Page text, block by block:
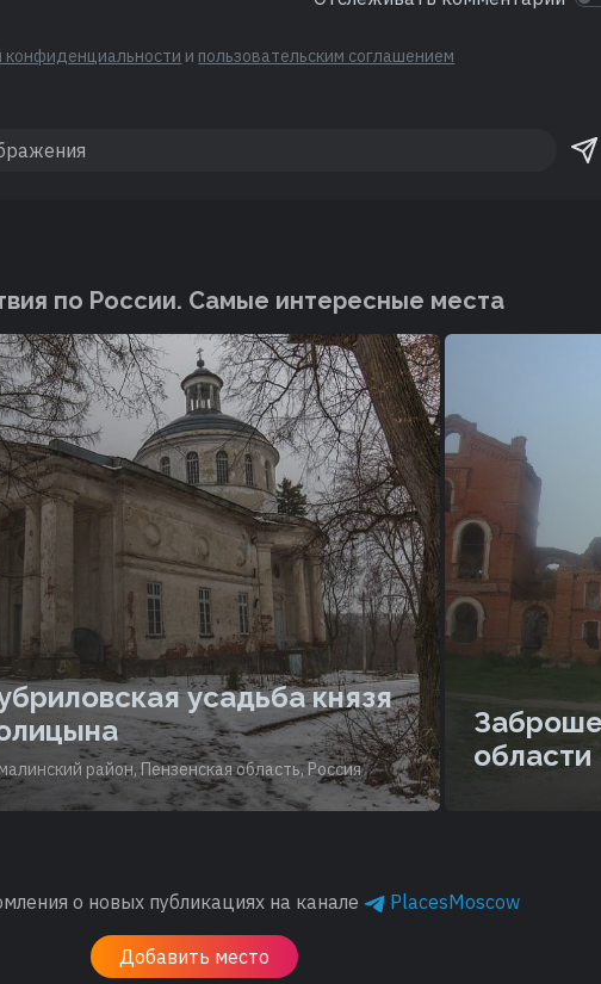
конфиденциальности и пользовательским соглашением
по России. Cамые интересные места
усадьба князя
район, Пензенская область, Россия
области
о новых публикациях на канале PlacesMoscow
Добавить место